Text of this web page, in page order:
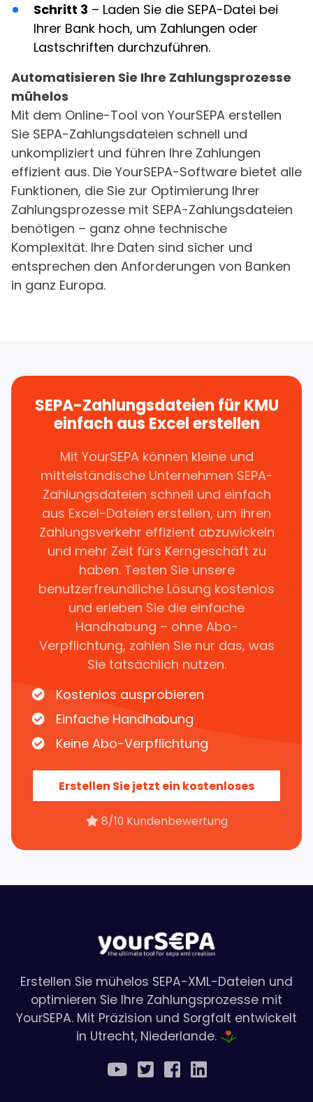
Schritt 3 – Laden Sie die SEPA-Datei bei
Ihrer Bank hoch, um Zahlungen oder
Lastschriften durchzuführen.
Automatisieren Sie Ihre Zahlungsprozesse
mühelos
Mit dem Online-Tool von YourSEPA erstellen
Sie SEPA-Zahlungsdateien schnell und
unkompliziert und führen Ihre Zahlungen
effizient aus. Die YourSEPA-Software bietet alle
Funktionen, die Sie zur Optimierung Ihrer
Zahlungsprozesse mit SEPA-Zahlungsdateien
benötigen – ganz ohne technische
Komplexität. Ihre Daten sind sicher und
entsprechen den Anforderungen von Banken
in ganz Europa.
SEPA-Zahlungsdateien für KMU
einfach aus Excel erstellen
Mit YourSEPA können kleine und
mittelständische Unternehmen SEPA-
Zahlungsdateien schnell und einfach
aus Excel-Dateien erstellen, um ihren
Zahlungsverkehr effizient abzuwickeln
und mehr Zeit fürs Kerngeschäft zu
haben. Testen Sie unsere
benutzerfreundliche Lösung kostenlos
und erleben Sie die einfache
Handhabung – ohne Abo-
Verpflichtung, zahlen Sie nur das, was
Sie tatsächlich nutzen.
Kostenlos ausprobieren
Einfache Handhabung
Keine Abo-Verpflichtung
Erstellen Sie jetzt ein kostenloses
Konto »
8/10 Kundenbewertung
Erstellen Sie mühelos SEPA-XML-Dateien und
optimieren Sie Ihre Zahlungsprozesse mit
YourSEPA. Mit Präzision und Sorgfalt entwickelt
in Utrecht, Niederlande.